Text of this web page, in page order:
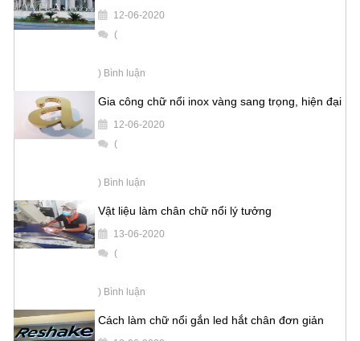
12-06-2020
(
) Bình luận
Gia công chữ nổi inox vàng sang trọng, hiện đại
12-06-2020
(
) Bình luận
Vật liệu làm chân chữ nổi lý tưởng
13-06-2020
(
) Bình luận
Cách làm chữ nổi gắn led hắt chân đơn giản